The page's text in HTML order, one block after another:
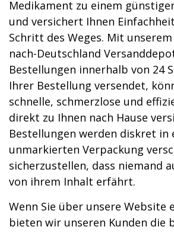
Medikament zu einem
und versichert Ihnen
Schritt des Weges. Mit
nach-Deutschland
Bestellungen innerhalb von 24
Ihrer Bestellung versendet,
schnelle, schmerzlose und
direkt zu Ihnen nach Hause
Bestellungen werden diskret in
unmarkierten Verpackung
sicherzustellen, dass niemand
von ihrem Inhalt erfährt.
Wenn Sie über unsere Website
bieten wir unseren Kunden die